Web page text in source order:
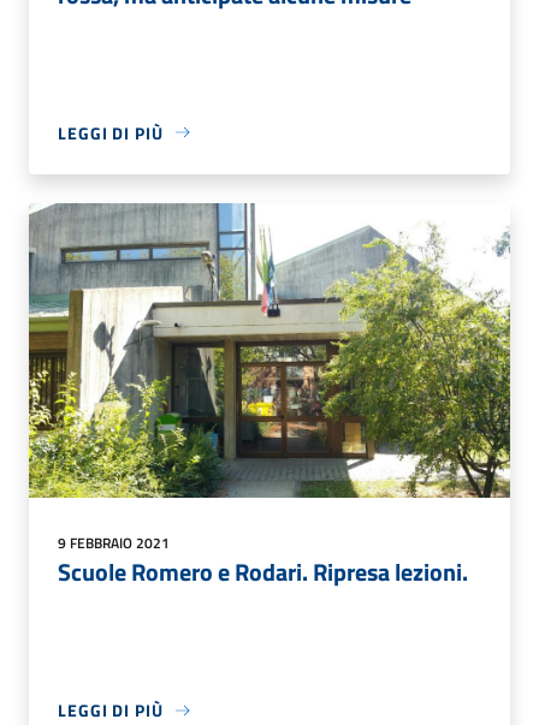
LEGGI DI PIÙ
9 FEBBRAIO 2021
Scuole Romero e Rodari. Ripresa lezioni.
LEGGI DI PIÙ